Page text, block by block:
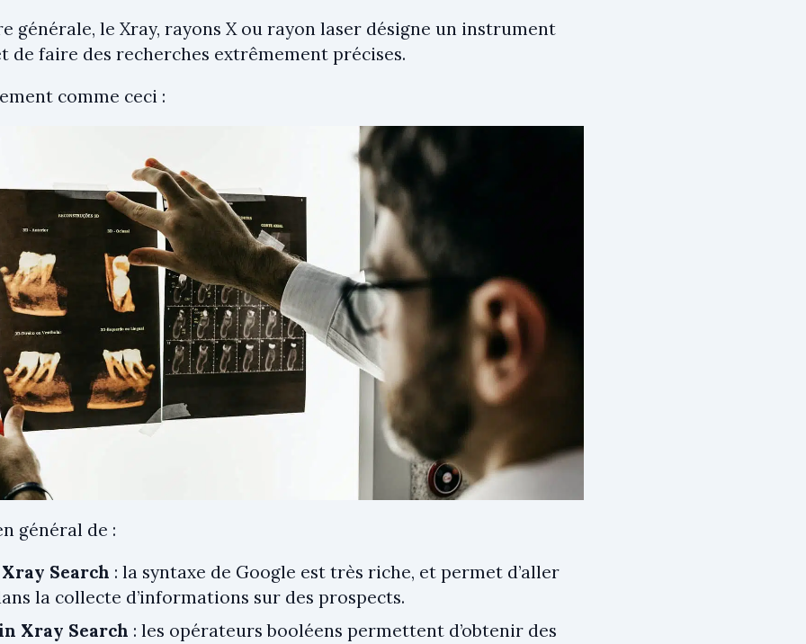
générale, le Xray, rayons X ou rayon laser désigne un instrument
de faire des recherches extrêmement précises.
comme ceci :
général de :
Search : la syntaxe de Google est très riche, et permet d’aller
la collecte d’informations sur des prospects.
Xray Search : les opérateurs booléens permettent d’obtenir des